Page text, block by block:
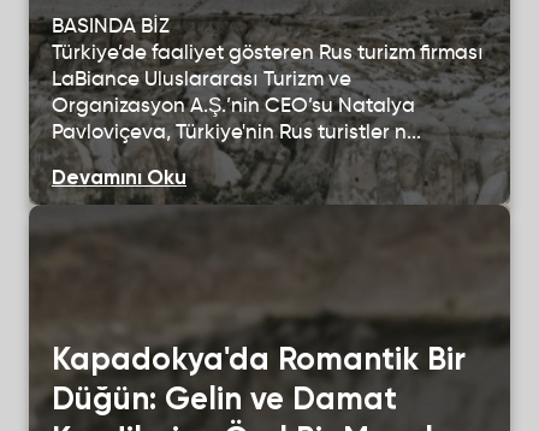
BASINDA BİZ
Türkiye’de faaliyet gösteren Rus turizm firması
LaBiance Uluslararası Turizm ve
Organizasyon A.Ş.’nin CEO’su Natalya
Pavloviçeva, Türkiye'nin Rus turistler n...
Devamını Oku
Kapadokya'da Romantik Bir
Düğün: Gelin ve Damat